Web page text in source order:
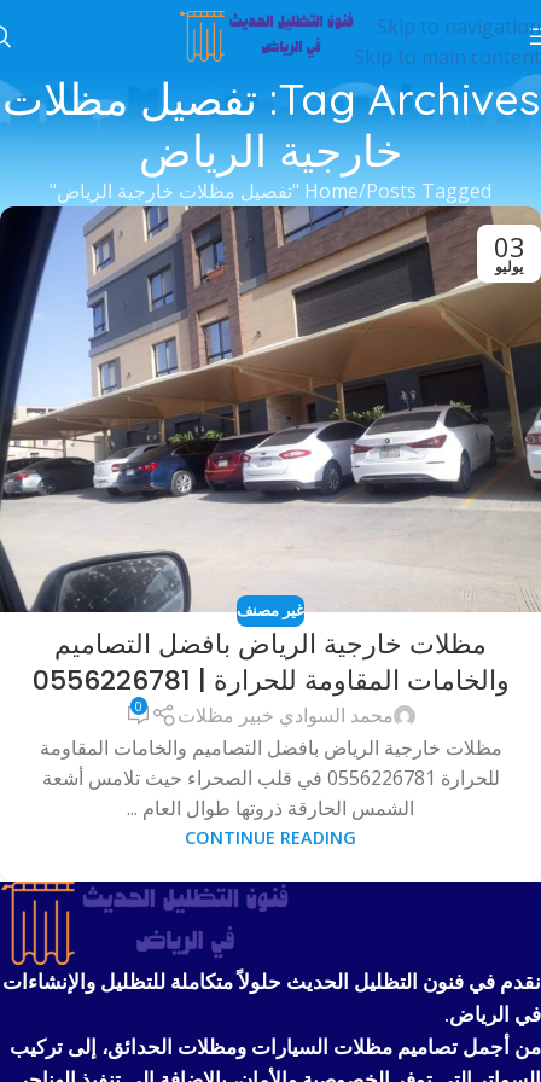
Skip to navigation
Skip to main content
Tag Archives: تفصيل مظلات
خارجية الرياض
Home Posts Tagged "تفصيل مظلات خارجية الرياض"
03
يوليو
غير مصنف
مظلات خارجية الرياض بافضل التصاميم
والخامات المقاومة للحرارة | 0556226781
محمد السوادي خبير مظلات 0
مظلات خارجية الرياض بافضل التصاميم والخامات المقاومة
للحرارة 0556226781 في قلب الصحراء حيث تلامس أشعة
الشمس الحارقة ذروتها طوال العام ...
CONTINUE READING
نقدم في فنون التظليل الحديث حلولاً متكاملة للتظليل والإنشاءات
في الرياض.
من أجمل تصاميم مظلات السيارات ومظلات الحدائق، إلى تركيب